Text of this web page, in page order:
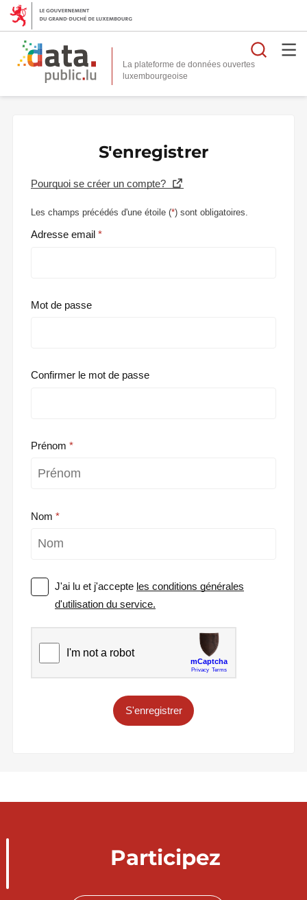
La plateforme de données ouvertes
S'enregistrer
Pourquoi se créer un compte?
Les champs précédés d'une étoile (*) sont obligatoires.
Adresse email
Mot de passe
Confirmer le mot de passe
Prénom
Nom
J'ai lu et j'accepte les conditions générales
d'utilisation du service.
S'enregistrer
Participez